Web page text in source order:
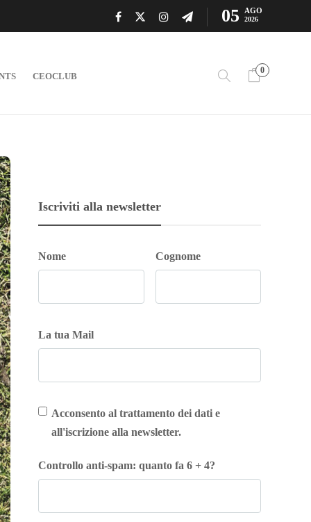
05 AGO
2026
CEOCLUB
0
Iscriviti alla newsletter
Nome Cognome
La tua Mail
Acconsento al trattamento dei dati e
all'iscrizione alla newsletter.
Controllo anti-spam: quanto fa 6 + 4?